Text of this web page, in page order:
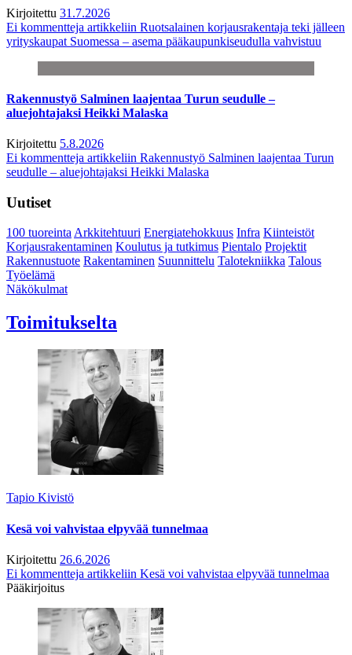
Kirjoitettu 31.7.2026
Ei kommentteja artikkeliin Ruotsalainen korjausrakentaja teki jälleen
yrityskaupat Suomessa – asema pääkaupunkiseudulla vahvistuu
Rakennustyö Salminen laajentaa Turun seudulle –
aluejohtajaksi Heikki Malaska
Kirjoitettu 5.8.2026
Ei kommentteja artikkeliin Rakennustyö Salminen laajentaa Turun
seudulle – aluejohtajaksi Heikki Malaska
Uutiset
100 tuoreintaArkkitehtuuri Energiatehokkuus Infra Kiinteistöt
Korjausrakentaminen Koulutus ja tutkimus Pientalo Projektit
Rakennustuote Rakentaminen Suunnittelu Talotekniikka Talous
Työelämä
Näkökulmat
Toimitukselta
Tapio Kivistö
Kesä voi vahvistaa elpyvää tunnelmaa
Kirjoitettu 26.6.2026
Ei kommentteja artikkeliin Kesä voi vahvistaa elpyvää tunnelmaa
Pääkirjoitus